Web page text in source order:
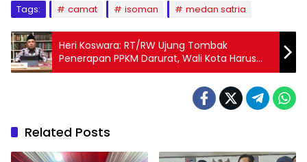
Tags: camat isoman medan satria
Heri Koswara: RT/RW Ujung Tombak
Penerapan PPKM Darurat, Wali Kota Harus
Dengar Aspirasi Mereka
Related Posts